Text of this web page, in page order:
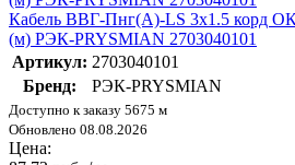
Кабель ВВГ-Пнг(А)-LS 3х1.5 корд
(м) РЭК-PRYSMIAN 2703040101
Артикул: 2703040101
Бренд:
РЭК-PRYSMIAN
Доступно к заказу 5675 м
Обновлено 08.08.2026
Цена: